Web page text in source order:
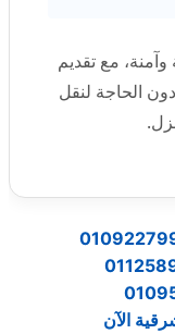
مع تقديم
الحاجة لنقل
الآن